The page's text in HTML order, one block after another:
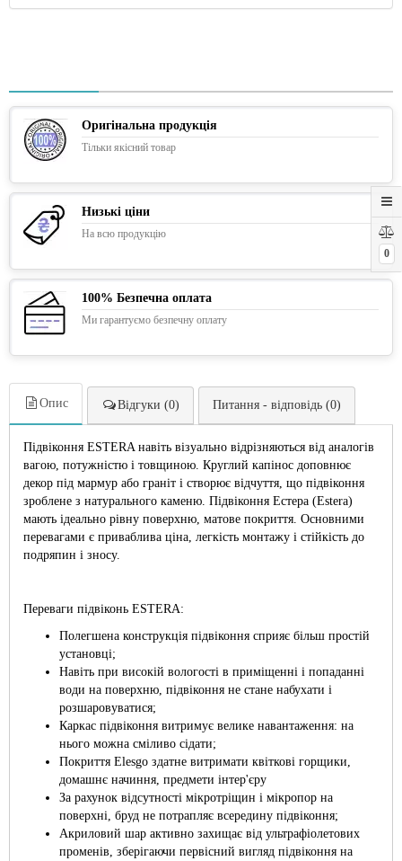
0
Оригінальна продукція
Тільки якісний товар
Низькі ціни
На всю продукцію
100% Безпечна оплата
Ми гарантуємо безпечну оплату
Опис Відгуки (0) Питання - відповідь (0)
Підвіконня ESTERA навіть візуально відрізняються від аналогів
вагою, потужністю і товщиною. Круглий капінос доповнює
декор під мармур або граніт і створює відчуття, що підвіконня
зроблене з натурального каменю. Підвіконня Естера (Estera)
мають ідеально рівну поверхню, матове покриття. Основними
перевагами є приваблива ціна, легкість монтажу і стійкість до
подряпин і зносу.
Переваги підвіконь ESTERA:
Полегшена конструкція підвіконня сприяє більш простій
установці;
Навіть при високій вологості в приміщенні і попаданні
води на поверхню, підвіконня не стане набухати і
розшаровуватися;
Каркас підвіконня витримує велике навантаження: на
нього можна сміливо сідати;
Покриття Elesgo здатне витримати квіткові горщики,
домашнє начиння, предмети інтер'єру
За рахунок відсутності мікротріщин і мікропор на
поверхні, бруд не потрапляє всередину підвіконня;
Акриловий шар активно захищає від ультрафіолетових
променів, зберігаючи первісний вигляд підвіконня на